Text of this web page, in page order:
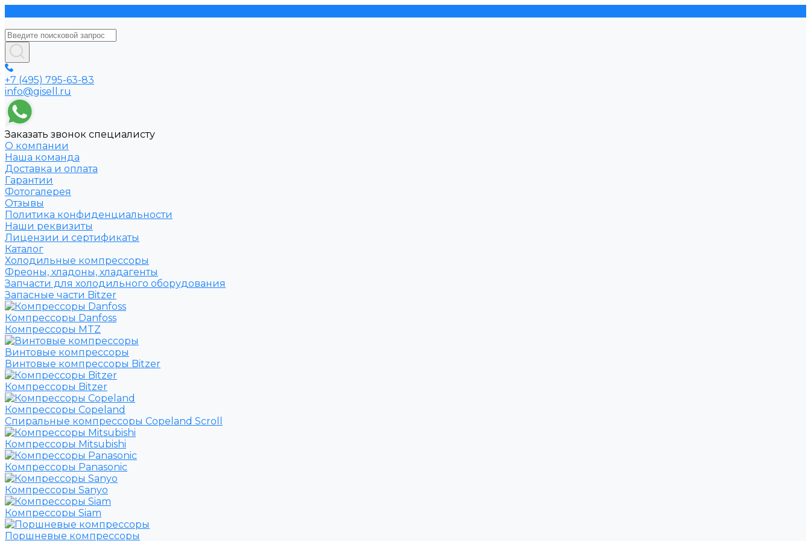
+7 (495) 795-63-83
info@gisell.ru
Заказать звонок специалисту
О компании
Наша команда
Доставка и оплата
Гарантии
Фотогалерея
Отзывы
Политика конфиденциальности
Наши реквизиты
Лицензии и сертификаты
Каталог
Холодильные компрессоры
Фреоны, хладоны, хладагенты
Запчасти для холодильного оборудования
Запасные части Bitzer
Компрессоры Danfoss
Компрессоры MTZ
Винтовые компрессоры
Винтовые компрессоры Bitzer
Компрессоры Bitzer
Компрессоры Copeland
Спиральные компрессоры Copeland Scroll
Компрессоры Mitsubishi
Компрессоры Panasonic
Компрессоры Sanyo
Компрессоры Siam
Поршневые компрессоры